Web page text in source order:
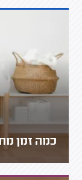
כמה זמן